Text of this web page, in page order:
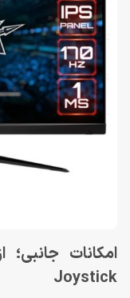
Joystick